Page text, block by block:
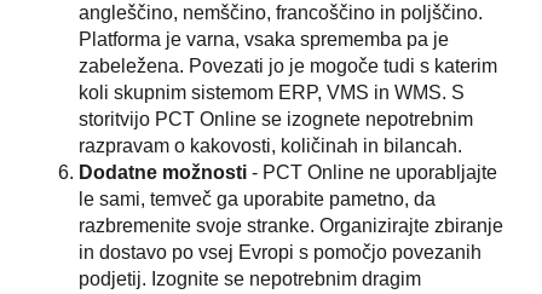
angleščino, nemščino, francoščino in poljščino.
Platforma je varna, vsaka sprememba pa je
zabeležena. Povezati jo je mogoče tudi s katerim
koli skupnim sistemom ERP, VMS in WMS. S
storitvijo PCT Online se izognete nepotrebnim
razpravam o kakovosti, količinah in bilancah.
Dodatne možnosti - PCT Online ne uporabljajte
le sami, temveč ga uporabite pametno, da
razbremenite svoje stranke. Organizirajte zbiranje
in dostavo po vsej Evropi s pomočjo povezanih
podjetij. Izognite se nepotrebnim dragim